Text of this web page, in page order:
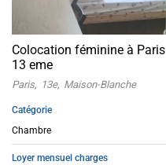
Colocation féminine à Paris
13 eme
Paris 13e Maison-Blanche
Catégorie
Chambre
Loyer mensuel charges